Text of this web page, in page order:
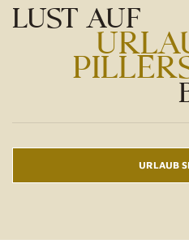
LUST AUF
URLAUB